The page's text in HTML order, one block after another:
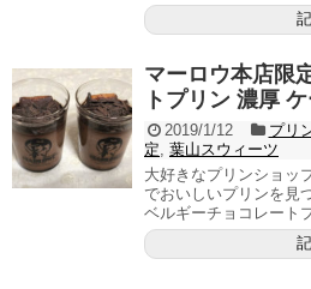
マーロウ本店限
トプリン 濃厚
2019/1/12 プリ
定, 葉山スウィーツ
大好きなプリンショッ
でおいしいプリンを見
ベルギーチョコレート